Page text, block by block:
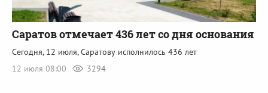
Саратов отмечает 436 лет со дня основания
Сегодня, 12 июля, Саратову исполнилось 436 лет
12 июля 08:00
3294